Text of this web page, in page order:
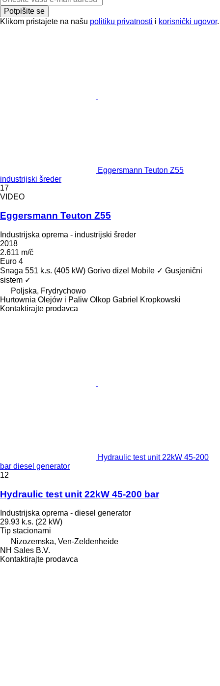
Potpišite se
Klikom pristajete na našu politiku privatnosti i korisnički ugovor.
Eggersmann Teuton Z55
industrijski šreder
17
VIDEO
Eggersmann Teuton Z55
Industrijska oprema - industrijski šreder
2018
2.611 m/č
Euro 4
Snaga 551 k.s. (405 kW) Gorivo dizel Mobile ✓ Gusjenični
sistem ✓
Poljska, Frydrychowo
Hurtownia Olejów i Paliw Olkop Gabriel Kropkowski
Kontaktirajte prodavca
Hydraulic test unit 22kW 45-200
bar diesel generator
12
Hydraulic test unit 22kW 45-200 bar
Industrijska oprema - diesel generator
29.93 k.s. (22 kW)
Tip stacionarni
Nizozemska, Ven-Zeldenheide
NH Sales B.V.
Kontaktirajte prodavca